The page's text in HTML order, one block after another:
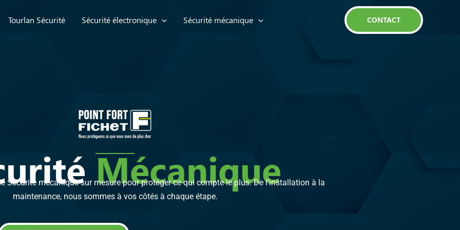
Tourlan Sécurité Sécurité électronique Sécurité mécanique CONTACT
Mécanique
Sécurité mécanique sur mesure pour protéger ce qui compte le plus. De l’installation à la
maintenance, nous sommes à vos côtés à chaque étape.